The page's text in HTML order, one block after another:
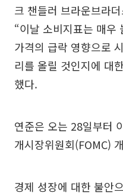
크 챈들러 브라운브라
“이날 소비지표는 매우
가격의 급락 영향으로
리를 올릴 것인지에 대
했다.
연준은 오는 28일부터
개시장위원회(FOMC)
경제 성장에 대한 불안